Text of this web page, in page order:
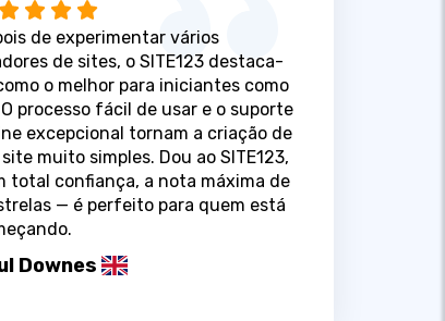
de experimentar vários
de sites, o SITE123 destaca-
o melhor para iniciantes como
processo fácil de usar e o suporte
excepcional tornam a criação de
muito simples. Dou ao SITE123,
total confiança, a nota máxima de
— é perfeito para quem está
Downes